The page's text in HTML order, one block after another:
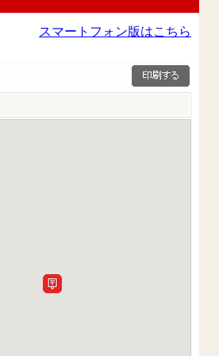
スマートフォン版はこちら